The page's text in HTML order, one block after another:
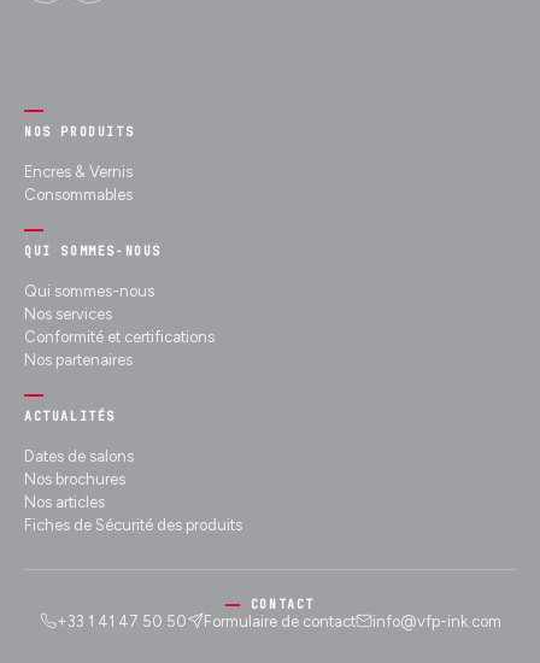
NOS PRODUITS
Encres & Vernis
Consommables
QUI SOMMES-NOUS
Qui sommes-nous
Nos services
Conformité et certifications
Nos partenaires
ACTUALITÉS
Dates de salons
Nos brochures
Nos articles
Fiches de Sécurité des produits
CONTACT
+33 1 41 47 50 50 Formulaire de contact info@vfp-ink.com